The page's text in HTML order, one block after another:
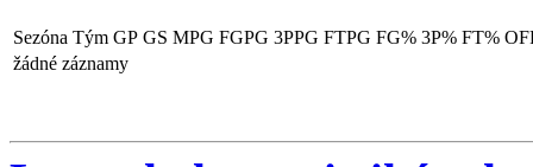
Sezóna Tým GP GS MPG FGPG 3PPG FTPG FG% 3P% FT%
žádné záznamy